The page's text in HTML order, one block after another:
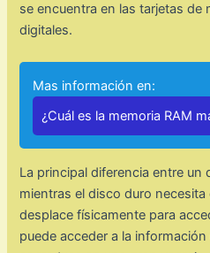
se encuentra en las tarjetas de
digitales.
Mas información en:
¿Cuál es la memoria RAM
La principal diferencia entre un
mientras el disco duro
desplace físicamente para
puede acceder a la